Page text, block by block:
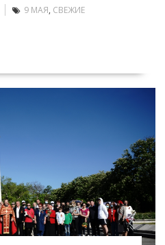
9 МАЯ, СВЕЖИЕ